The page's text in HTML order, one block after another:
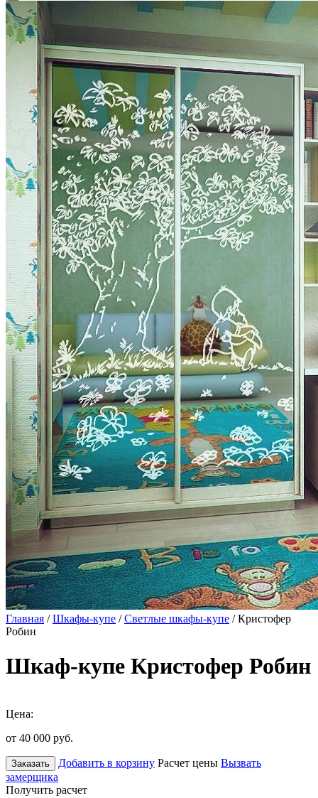
Главная /Шкафы-купе /Светлые шкафы-купе / Кристофер
Робин
Шкаф-купе Кристофер Робин
Цена:
от 40 000 руб.
Заказать Добавить в корзину Расчет цены Вызвать
замерщика
Получить расчет